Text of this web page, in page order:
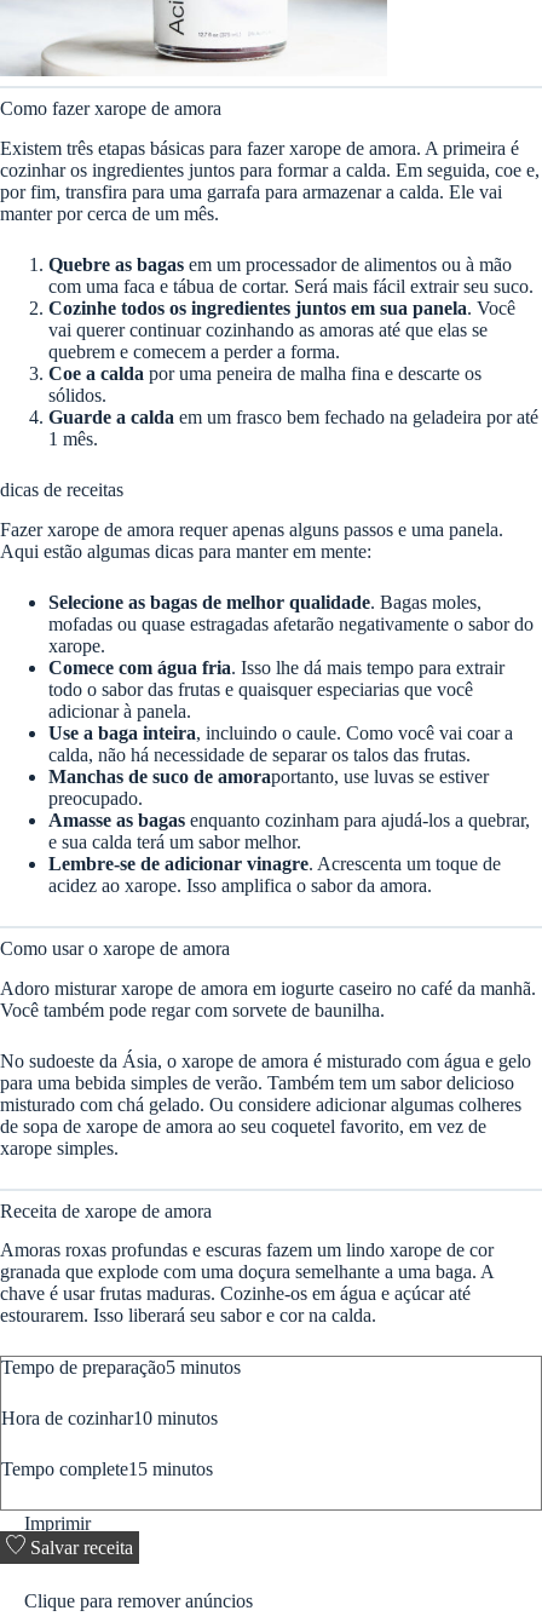
Como fazer xarope de amora
Existem três etapas básicas para fazer xarope de amora. A primeira é
cozinhar os ingredientes juntos para formar a calda. Em seguida, coe e,
por fim, transfira para uma garrafa para armazenar a calda. Ele vai
manter por cerca de um mês.
Quebre as bagas em um processador de alimentos ou à mão
com uma faca e tábua de cortar. Será mais fácil extrair seu suco.
Cozinhe todos os ingredientes juntos em sua panela. Você
vai querer continuar cozinhando as amoras até que elas se
quebrem e comecem a perder a forma.
Coe a calda por uma peneira de malha fina e descarte os
sólidos.
Guarde a calda em um frasco bem fechado na geladeira por até
1 mês.
dicas de receitas
Fazer xarope de amora requer apenas alguns passos e uma panela.
Aqui estão algumas dicas para manter em mente:
Selecione as bagas de melhor qualidade. Bagas moles,
mofadas ou quase estragadas afetarão negativamente o sabor do
xarope.
Comece com água fria. Isso lhe dá mais tempo para extrair
todo o sabor das frutas e quaisquer especiarias que você
adicionar à panela.
Use a baga inteira, incluindo o caule. Como você vai coar a
calda, não há necessidade de separar os talos das frutas.
Manchas de suco de amoraportanto, use luvas se estiver
preocupado.
Amasse as bagas enquanto cozinham para ajudá-los a quebrar,
e sua calda terá um sabor melhor.
Lembre-se de adicionar vinagre. Acrescenta um toque de
acidez ao xarope. Isso amplifica o sabor da amora.
Como usar o xarope de amora
Adoro misturar xarope de amora em iogurte caseiro no café da manhã.
Você também pode regar com sorvete de baunilha.
No sudoeste da Ásia, o xarope de amora é misturado com água e gelo
para uma bebida simples de verão. Também tem um sabor delicioso
misturado com chá gelado. Ou considere adicionar algumas colheres
de sopa de xarope de amora ao seu coquetel favorito, em vez de
xarope simples.
Receita de xarope de amora
Amoras roxas profundas e escuras fazem um lindo xarope de cor
granada que explode com uma doçura semelhante a uma baga. A
chave é usar frutas maduras. Cozinhe-os em água e açúcar até
estourarem. Isso liberará seu sabor e cor na calda.
Tempo de preparação5minutos
minutos
Hora de cozinhar10minutos
minutos
Tempo complete15minutos
minutos
Imprimir
Salvar receita
Clique para remover anúncios